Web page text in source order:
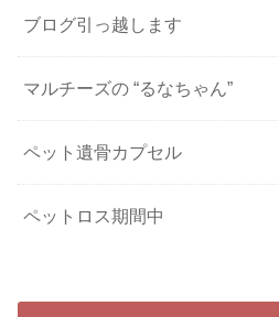
ブログ引っ越します
マルチーズの “るなちゃん”
ペット遺骨カプセル
ペットロス期間中